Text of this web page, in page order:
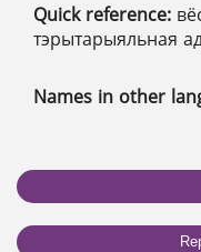
Quick reference:
тэрытарыяльная
Names in other